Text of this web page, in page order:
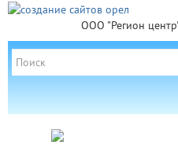
ООО "Регион